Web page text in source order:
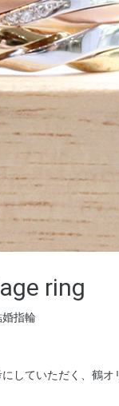
ring
婚指輪
していただく、鶴オ